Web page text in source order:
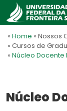
» Home » Nossos
» Cursos de
» Núcleo Docente
Núcleo